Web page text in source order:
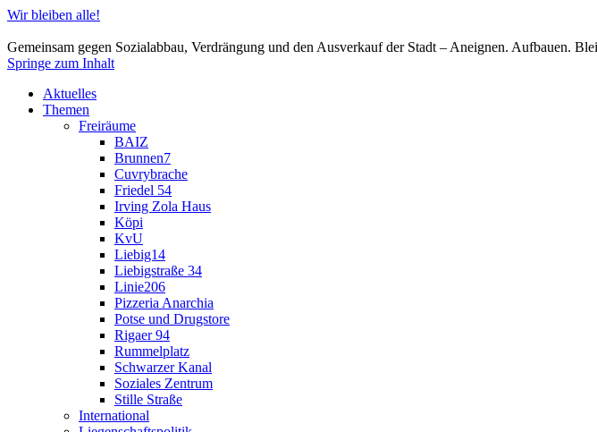
Wir bleiben alle!
Gemeinsam gegen Sozialabbau, Verdrängung und den Ausverkauf der Stadt – Aneignen. Aufbauen.
Springe zum Inhalt
Aktuelles
Themen
Freiräume
BAIZ
Brunnen7
Cuvrybrache
Friedel 54
Irving Zola Haus
Köpi
KvU
Liebig14
Liebigstraße 34
Linie206
Pizzeria Anarchia
Potse und Drugstore
Rigaer 94
Rummelplatz
Schwarzer Kanal
Soziales Zentrum
Stille Straße
International